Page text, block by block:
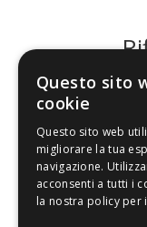
da
Questo sito
cookie
Questo sito web
migliorare la tua
navigazione.
acconsenti a tutti i
la nostra policy per